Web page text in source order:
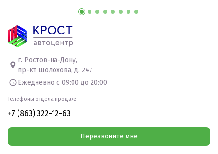
г. Ростов-на-Дону,
пр-кт Шолохова, д. 247
Ежедневно с 09:00 до 20:00
Телефоны отдела продаж:
+7 (863) 322-12-63
Перезвоните мне